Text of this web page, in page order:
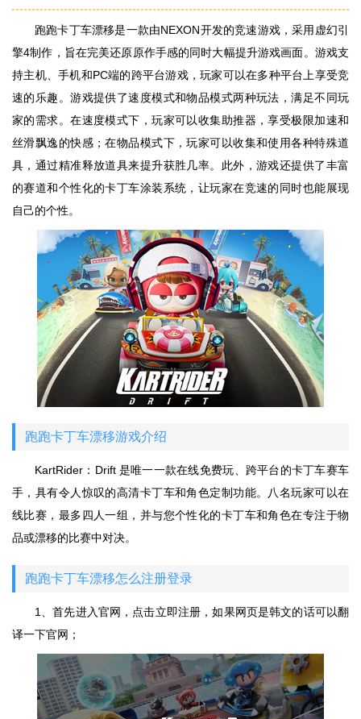
跑跑卡丁车漂移是一款由NEXON开发的竞速游戏，采用虚幻引
擎4制作，旨在完美还原原作手感的同时大幅提升游戏画面。游戏支
持主机、手机和PC端的跨平台游戏，玩家可以在多种平台上享受竞
速的乐趣。游戏提供了速度模式和物品模式两种玩法，满足不同玩
家的需求。在速度模式下，玩家可以收集助推器，享受极限加速和
丝滑飘逸的快感；在物品模式下，玩家可以收集和使用各种特殊道
具，通过精准释放道具来提升获胜几率。此外，游戏还提供了丰富
的赛道和个性化的卡丁车涂装系统，让玩家在竞速的同时也能展现
自己的个性。
跑跑卡丁车漂移游戏介绍
KartRider：Drift 是唯一一款在线免费玩、跨平台的卡丁车赛车
手，具有令人惊叹的高清卡丁车和角色定制功能。八名玩家可以在
线比赛，最多四人一组，并与您个性化的卡丁车和角色在专注于物
品或漂移的比赛中对决。
跑跑卡丁车漂移怎么注册登录
1、首先进入官网，点击立即注册，如果网页是韩文的话可以翻
译一下官网；